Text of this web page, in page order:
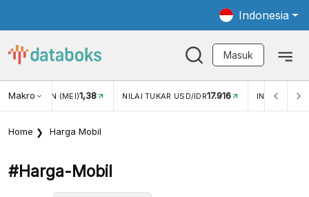
Indonesia
Masuk
Makro
USD/IDR 17.916 INFLASI YOY (JUL)2,88% INFLASI MOM (JUL)
Home Harga Mobil
#harga-Mobil